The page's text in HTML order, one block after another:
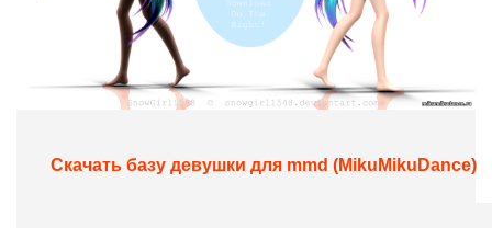
Скачать базу девушки для mmd (MikuMikuDance)